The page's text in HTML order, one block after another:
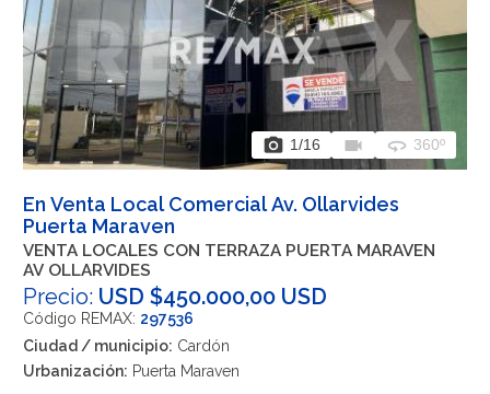
photo_camera 1/16 videocam 360 360º
En Venta Local Comercial Av. Ollarvides
Puerta Maraven
VENTA LOCALES CON TERRAZA PUERTA MARAVEN
AV OLLARVIDES
Precio: USD $450.000,00 USD
Código REMAX: 297536
Ciudad / municipio: Cardón
Urbanización: Puerta Maraven